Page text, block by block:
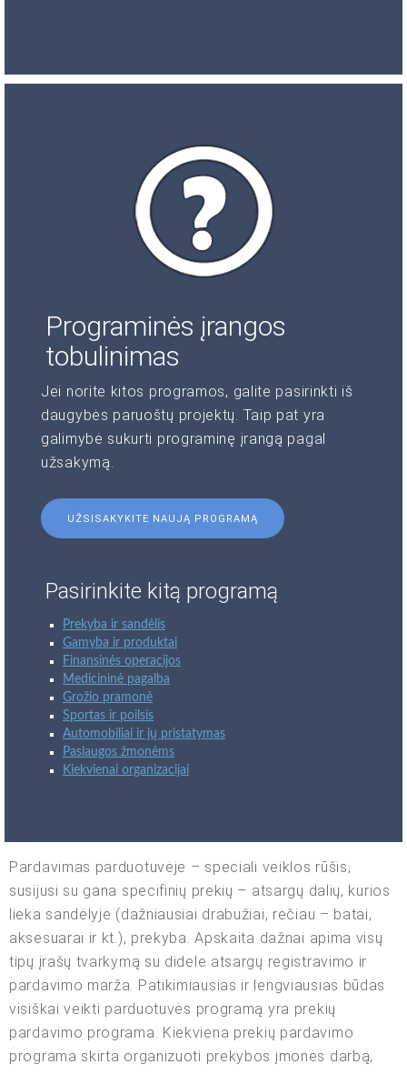
Programinės įrangos
tobulinimas
Jei norite kitos programos, galite pasirinkti iš
daugybės paruoštų projektų. Taip pat yra
galimybė sukurti programinę įrangą pagal
užsakymą.
UŽSISAKYKITE NAUJĄ PROGRAMĄ
Pasirinkite kitą programą
Prekyba ir sandėlis
Gamyba ir produktai
Finansinės operacijos
Medicininė pagalba
Grožio pramonė
Sportas ir poilsis
Automobiliai ir jų pristatymas
Paslaugos žmonėms
Kiekvienai organizacijai
Pardavimas parduotuvėje – speciali veiklos rūšis,
susijusi su gana specifinių prekių – atsargų dalių, kurios
lieka sandėlyje (dažniausiai drabužiai, rečiau – batai,
aksesuarai ir kt.), prekyba. Apskaita dažnai apima visų
tipų įrašų tvarkymą su didele atsargų registravimo ir
pardavimo marža. Patikimiausias ir lengviausias būdas
visiškai veikti parduotuvės programą yra prekių
pardavimo programa. Kiekviena prekių pardavimo
programa skirta organizuoti prekybos įmonės darbą,